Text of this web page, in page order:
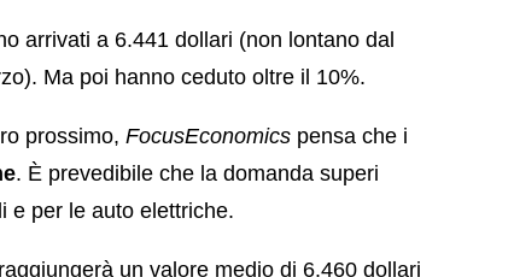
arrivati a 6.441 dollari (non lontano dal
Ma poi hanno ceduto oltre il 10%.
prossimo, FocusEconomics pensa che i
. È prevedibile che la domanda superi
e per le auto elettriche.
un valore medio di 6.460 dollari